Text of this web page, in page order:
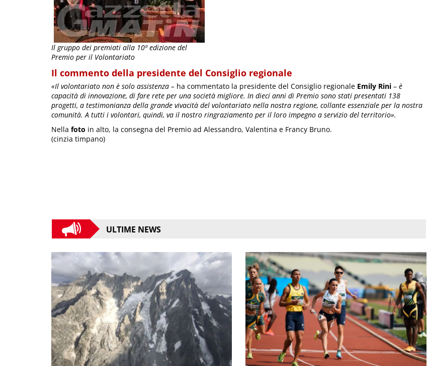
Il gruppo dei premiati alla 10ª edizione del
Premio per il Volontariato
Il commento della presidente del Consiglio regionale
«Il volontariato non è solo assistenza – ha commentato la presidente del Consiglio regionale Emily Rini – è
capacità di innovazione, di fare rete per una società migliore. In dieci anni di Premio sono stati presentati 138
progetti, a testimonianza della grande vivacità del volontariato nella nostra regione, collante essenziale per la nostra
comunità. A tutti i volontari, quindi, va il nostro ringraziamento per il loro impegno a servizio del territorio».
Nella foto in alto, la consegna del Premio ad Alessandro, Valentina e Francy Bruno.
(cinzia timpano)
ULTIME NEWS